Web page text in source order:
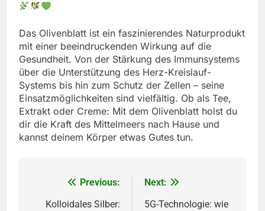
Das Olivenblatt ist ein faszinierendes Naturprodukt
mit einer beeindruckenden Wirkung auf die
Gesundheit. Von der Stärkung des Immunsystems
über die Unterstützung des Herz-Kreislauf-
Systems bis hin zum Schutz der Zellen – seine
Einsatzmöglichkeiten sind vielfältig. Ob als Tee,
Extrakt oder Creme: Mit dem Olivenblatt holst du
dir die Kraft des Mittelmeers nach Hause und
kannst deinem Körper etwas Gutes tun.
Beitragsnavigation
Previous:
Kolloidales Silber:
Next:
5G-Technologie: wie